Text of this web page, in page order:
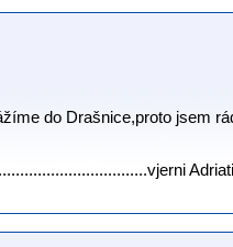
do Drašnice,proto jsem